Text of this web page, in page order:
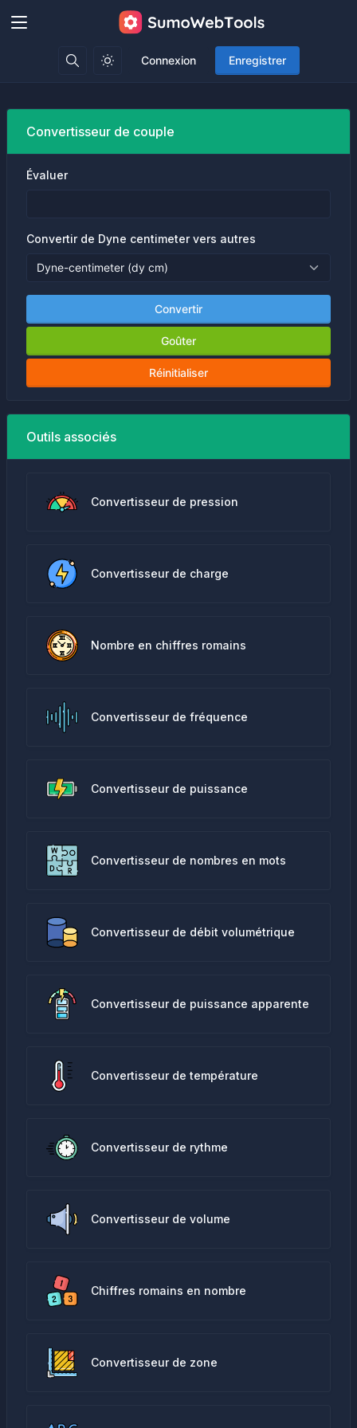
Connexion Enregistrer
Convertisseur de couple
Évaluer
Convertir de Dyne centimeter vers autres
Convertir
Goûter
Réinitialiser
Outils associés
Convertisseur de pression
Convertisseur de charge
Nombre en chiffres romains
Convertisseur de fréquence
Convertisseur de puissance
Convertisseur de nombres en mots
Convertisseur de débit volumétrique
Convertisseur de puissance apparente
Convertisseur de température
Convertisseur de rythme
Convertisseur de volume
Chiffres romains en nombre
Convertisseur de zone